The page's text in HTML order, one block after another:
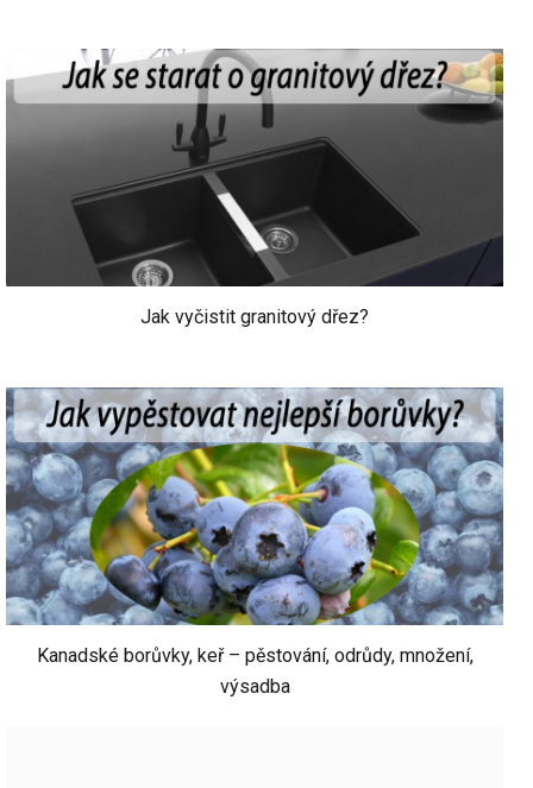
Jak vyčistit granitový dřez?
Kanadské borůvky, keř – pěstování, odrůdy, množení,
výsadba